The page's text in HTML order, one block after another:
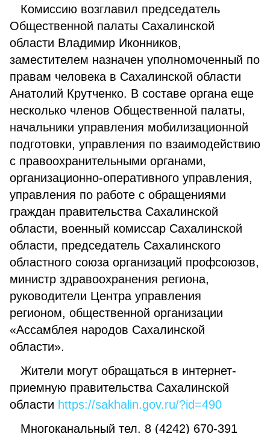
Комиссию возглавил председатель
Общественной палаты Сахалинской
области Владимир Иконников,
заместителем назначен уполномоченный по
правам человека в Сахалинской области
Анатолий Крутченко. В составе органа еще
несколько членов Общественной палаты,
начальники управления мобилизационной
подготовки, управления по взаимодействию
с правоохранительными органами,
организационно-оперативного управления,
управления по работе с обращениями
граждан правительства Сахалинской
области, военный комиссар Сахалинской
области, председатель Сахалинского
областного союза организаций профсоюзов,
министр здравоохранения региона,
руководители Центра управления
регионом, общественной организации
«Ассамблея народов Сахалинской
области».
Жители могут обращаться в интернет-
приемную правительства Сахалинской
области https://sakhalin.gov.ru/?id=490
Многоканальный тел. 8 (4242) 670-391